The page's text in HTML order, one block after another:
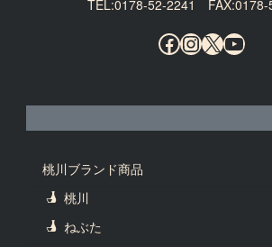
TEL:0178-52-2241 FAX:0178-
Facebook
Instagram
X
桃川ブランド商品
桃川
ねぶた